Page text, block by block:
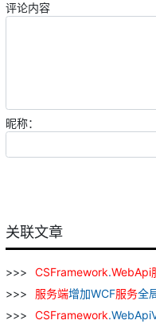
评论内容
昵称：
关联文章
CSFramework.WebApi
服务端增加WCF服务全
CSFramework